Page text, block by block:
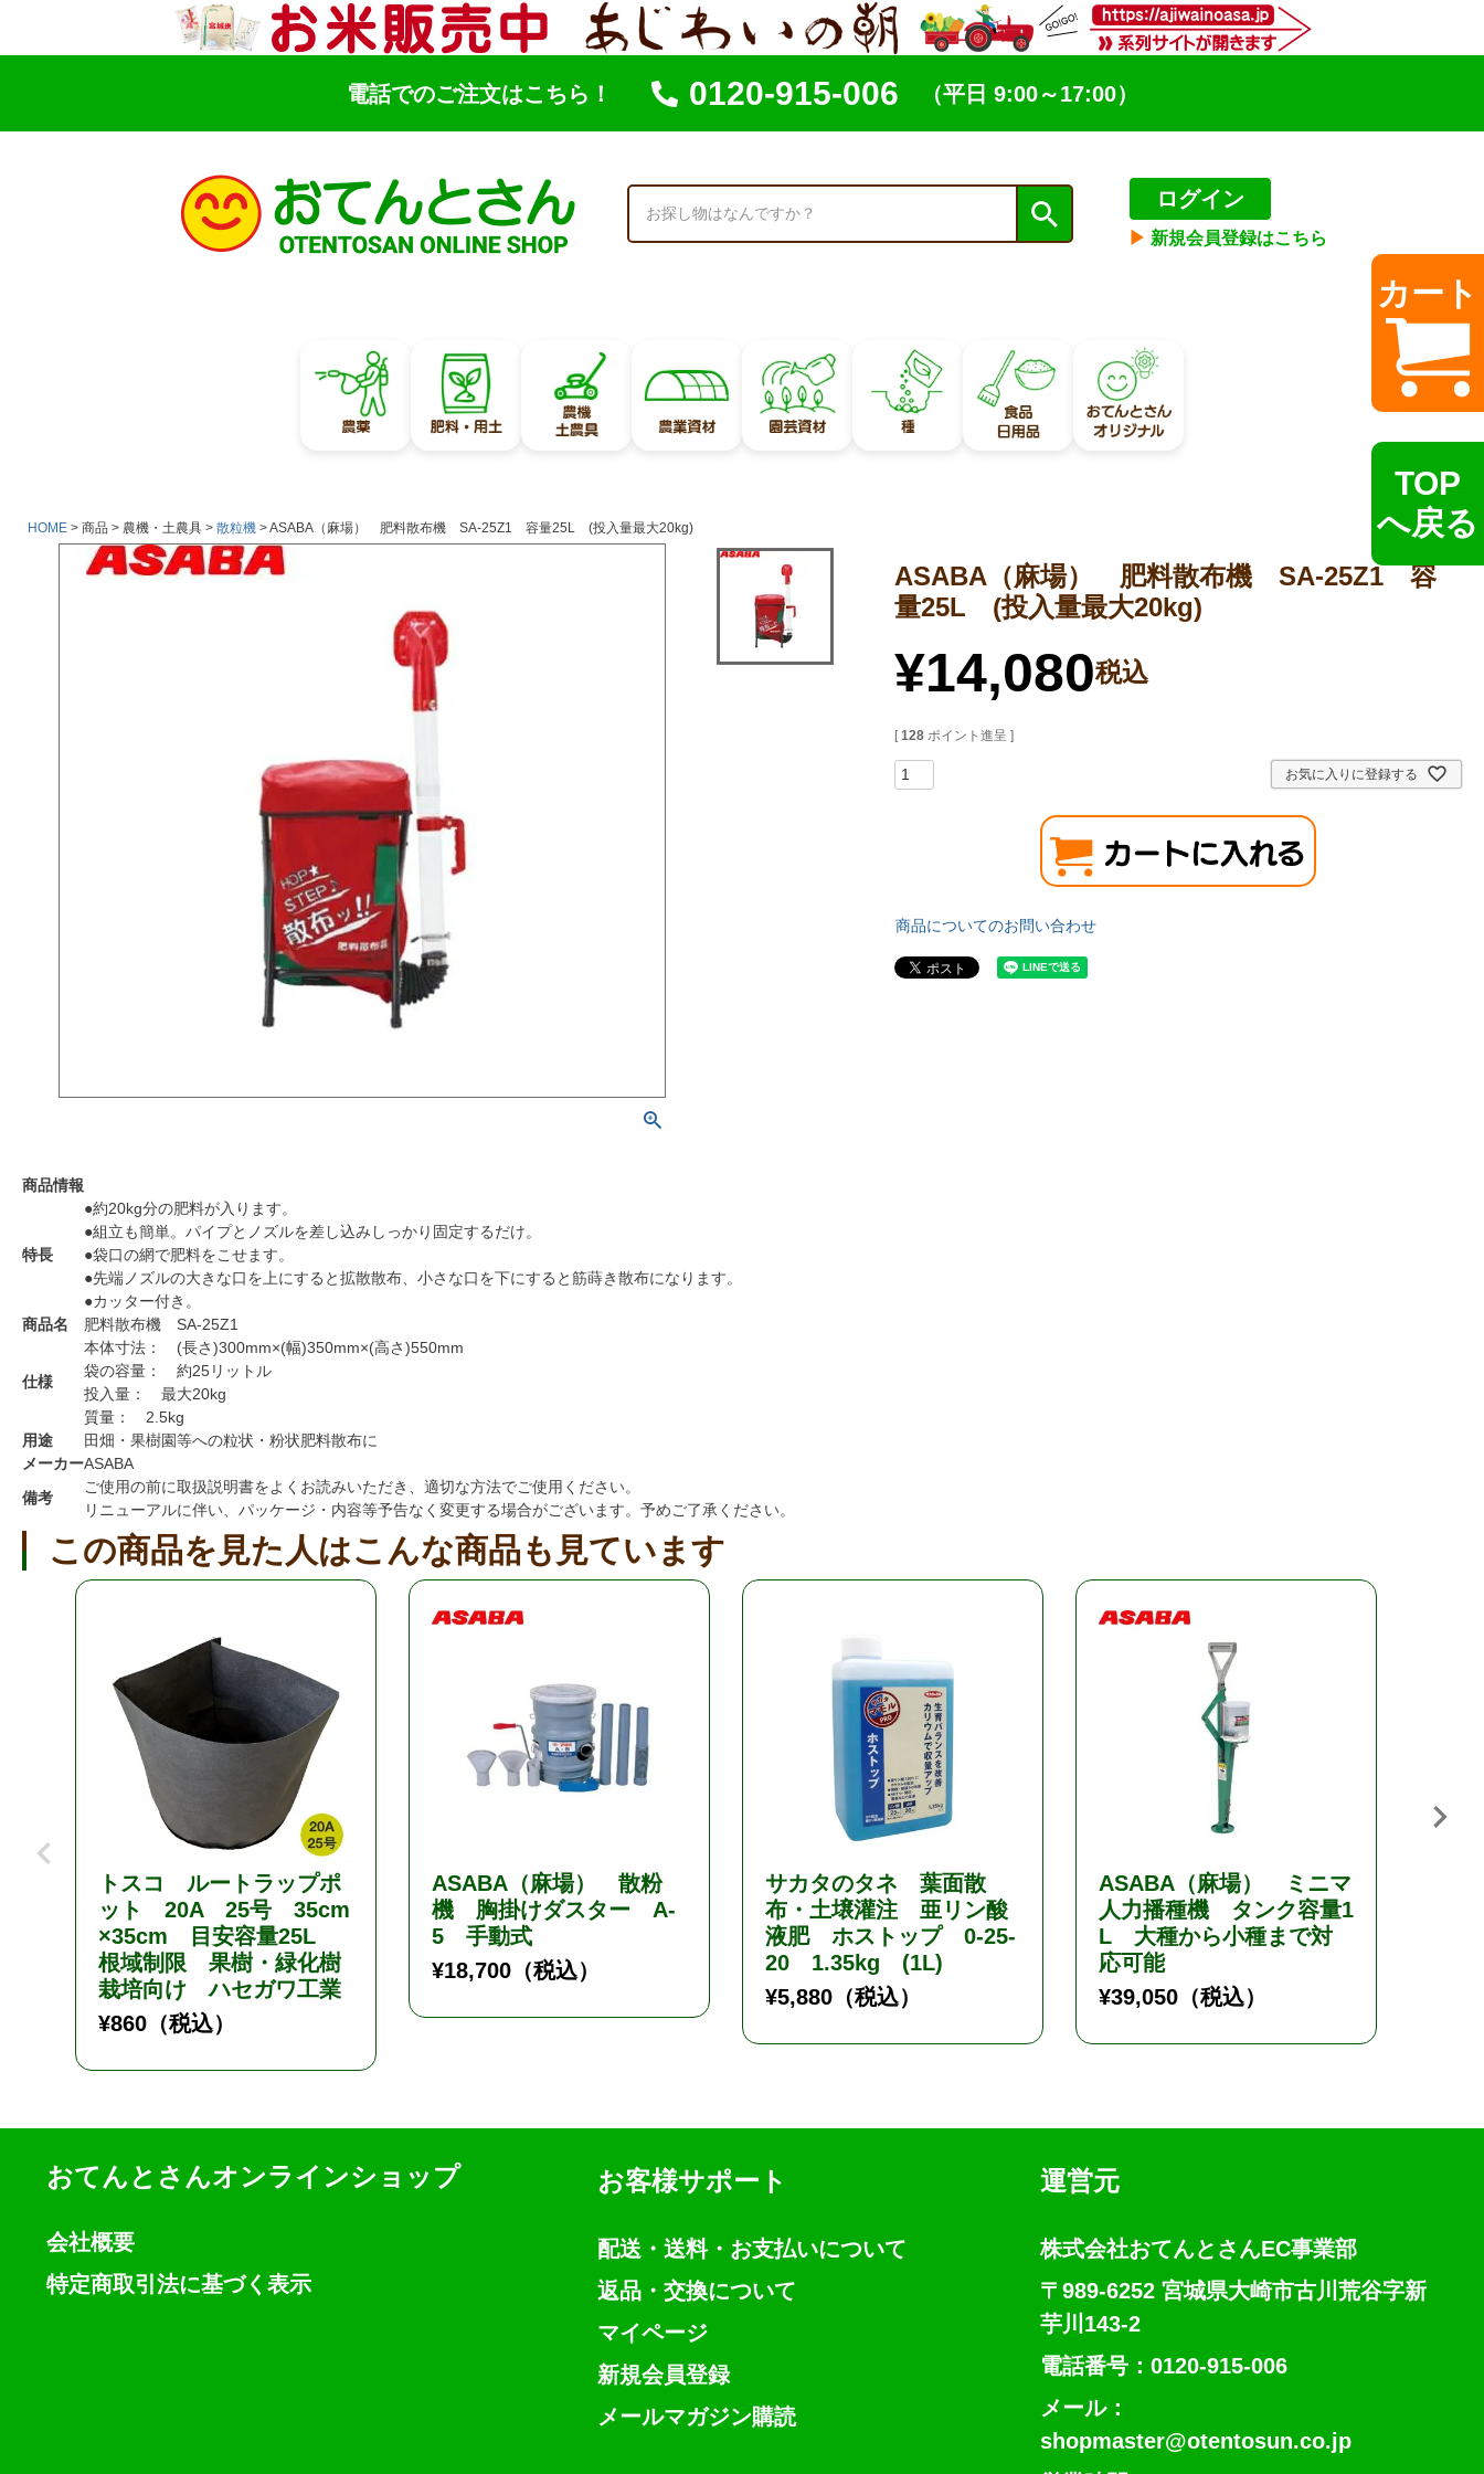
電話でのご注文はこちら！ 0120-915-006 （平日 9:00～17:00）
検索
ログイン
▶︎ 新規会員登録はこちら
カート
TOP
へ戻る
HOME 商品 農機・土農具 散粒機 ASABA（麻場） 肥料散布機 SA-25Z1 容量25L (投入量最大20kg)
ASABA（麻場） 肥料散布機 SA-25Z1 容
量25L (投入量最大20kg)
¥14,080税込
[ 128 ポイント進呈 ]
お気に入りに登録する
商品についてのお問い合わせ
商品情報
特長
●約20kg分の肥料が入ります。
●組立も簡単。パイプとノズルを差し込みしっかり固定するだけ。
●袋口の網で肥料をこせます。
●先端ノズルの大きな口を上にすると拡散散布、小さな口を下にすると筋蒔き散布になります。
●カッター付き。
商品名
肥料散布機 SA-25Z1
仕様
本体寸法： (長さ)300mm×(幅)350mm×(高さ)550mm
袋の容量： 約25リットル
投入量： 最大20kg
質量： 2.5kg
用途
田畑・果樹園等への粒状・粉状肥料散布に
メーカーASABA
備考
ご使用の前に取扱説明書をよくお読みいただき、適切な方法でご使用ください。
リニューアルに伴い、パッケージ・内容等予告なく変更する場合がございます。予めご了承ください。
この商品を見た人はこんな商品も見ています
トスコ ルートラップポ
ット 20A 25号 35cm
×35cm 目安容量25L
根域制限 果樹・緑化樹
栽培向け ハセガワ工業
¥860 （税込）
ASABA（麻場） 散粉
機 胸掛けダスター A-
5 手動式
¥18,700 （税込）
サカタのタネ 葉面散
布・土壌灌注 亜リン酸
液肥 ホストップ 0-25-
20 1.35kg (1L)
¥5,880 （税込）
ASABA（麻場） ミニマ
人力播種機 タンク容量1
L 大種から小種まで対
応可能
¥39,050 （税込）
おてんとさんオンラインショップ
会社概要
特定商取引法に基づく表示
お客様サポート
配送・送料・お支払いについて
返品・交換について
マイページ
新規会員登録
メールマガジン購読
運営元
株式会社おてんとさんEC事業部
〒989-6252 宮城県大崎市古川荒谷字新
芋川143-2
電話番号：0120-915-006
メール：
shopmaster@otentosun.co.jp